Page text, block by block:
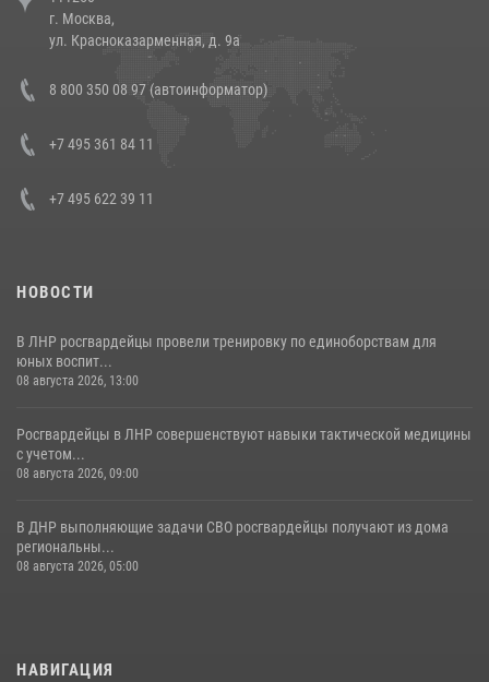
14 июля 2026, 12:20
Состоялась рабочая встреча директора Росгвардии Героя России
генерала армии Виктора Золотова с заместителем полномочного
представителя Президента Российской Федерации в Северо-
Кавказском федеральном округе Виталием Кузнецовым
г. Москва,
ул. Красноказарменная, д. 9а
8 800 350 08 97 (автоинформатор)
+7 495 361 84 11
+7 495 622 39 11
НОВОСТИ
В ЛНР росгвардейцы провели тренировку по единоборствам для
юных воспит...
08 августа 2026, 13:00
Росгвардейцы в ЛНР совершенствуют навыки тактической медицины
с учетом...
08 августа 2026, 09:00
В ДНР выполняющие задачи СВО росгвардейцы получают из дома
региональны...
08 августа 2026, 05:00
НАВИГАЦИЯ